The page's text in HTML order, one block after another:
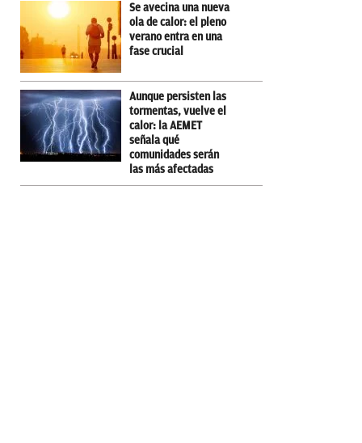
Se avecina una nueva
ola de calor: el pleno
verano entra en una
fase crucial
Aunque persisten las
tormentas, vuelve el
calor: la AEMET
señala qué
comunidades serán
las más afectadas